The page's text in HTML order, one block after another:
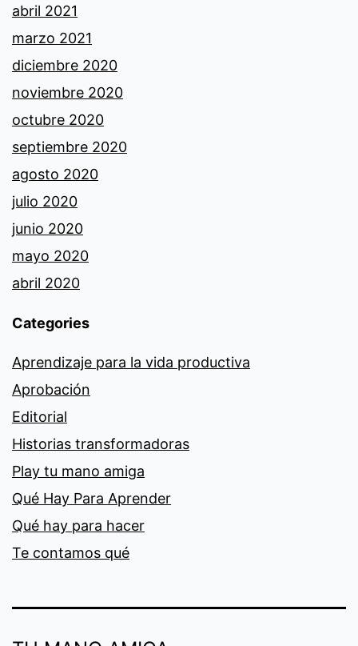
abril 2021
marzo 2021
diciembre 2020
noviembre 2020
octubre 2020
septiembre 2020
agosto 2020
julio 2020
junio 2020
mayo 2020
abril 2020
Categories
Aprendizaje para la vida productiva
Aprobación
Editorial
Historias transformadoras
Play tu mano amiga
Qué Hay Para Aprender
Qué hay para hacer
Te contamos qué